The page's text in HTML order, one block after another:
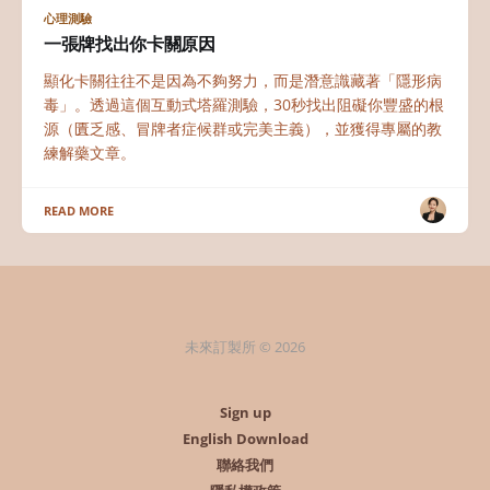
心理測驗
一張牌找出你卡關原因
顯化卡關往往不是因為不夠努力，而是潛意識藏著「隱形病
毒」。透過這個互動式塔羅測驗，30秒找出阻礙你豐盛的根
源（匱乏感、冒牌者症候群或完美主義），並獲得專屬的教
練解藥文章。
READ MORE
未來訂製所 © 2026
Sign up
English Download
聯絡我們